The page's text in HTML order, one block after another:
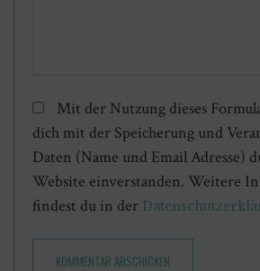
Mit der Nutzung dieses
dich mit der Speicherung und
Daten (Name und Email Adresse)
Website einverstanden. Weitere
findest du in der
KOMMENTAR ABSCHICKEN